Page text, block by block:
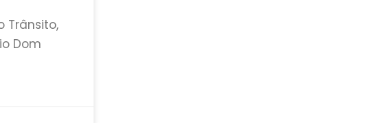
Trânsito,
Dom